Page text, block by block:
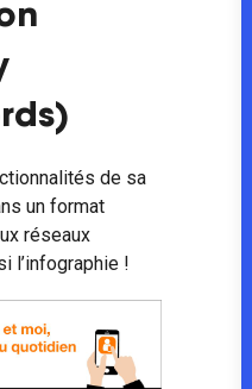
de sa
un format
réseaux
l’infographie !